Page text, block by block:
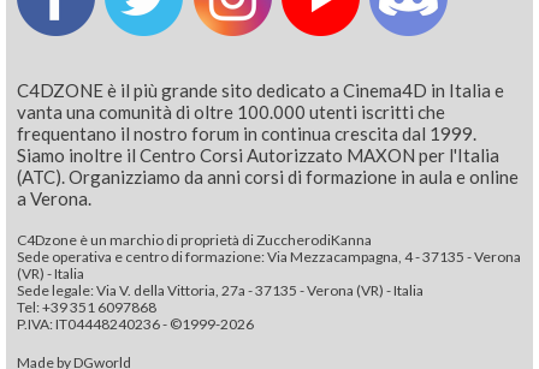
C4DZONE è il più grande sito dedicato a Cinema4D in Italia e
vanta una comunità di oltre 100.000 utenti iscritti che
frequentano il nostro forum in continua crescita dal 1999.
Siamo inoltre il Centro Corsi Autorizzato MAXON per l'Italia
(ATC). Organizziamo da anni corsi di formazione in aula e online
a Verona.
C4Dzone è un marchio di proprietà di ZuccherodiKanna
Sede operativa e centro di formazione: Via Mezzacampagna, 4 - 37135 - Verona
(VR) - Italia
Sede legale: Via V. della Vittoria, 27a - 37135 - Verona (VR) - Italia
Tel: +39 351 6097868‬
P.IVA: IT04448240236 - ©1999-2026
Made by DGworld